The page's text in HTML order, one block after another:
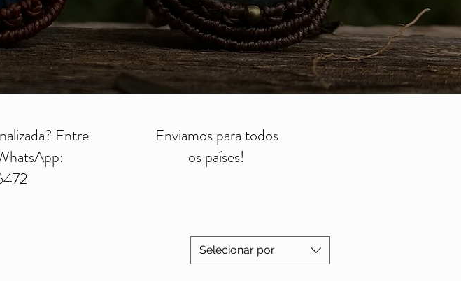
Entre
Enviamos para todos
os países!
Selecionar por